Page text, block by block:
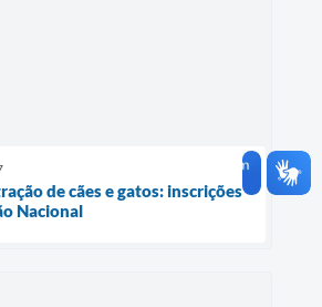
de cães e gatos: inscrições
Nacional